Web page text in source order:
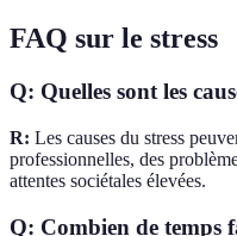
FAQ sur le stress
Q: Quelles sont les
R: Les causes du stress
professionnelles, des
attentes sociétales élevées.
Q: Combien de temps